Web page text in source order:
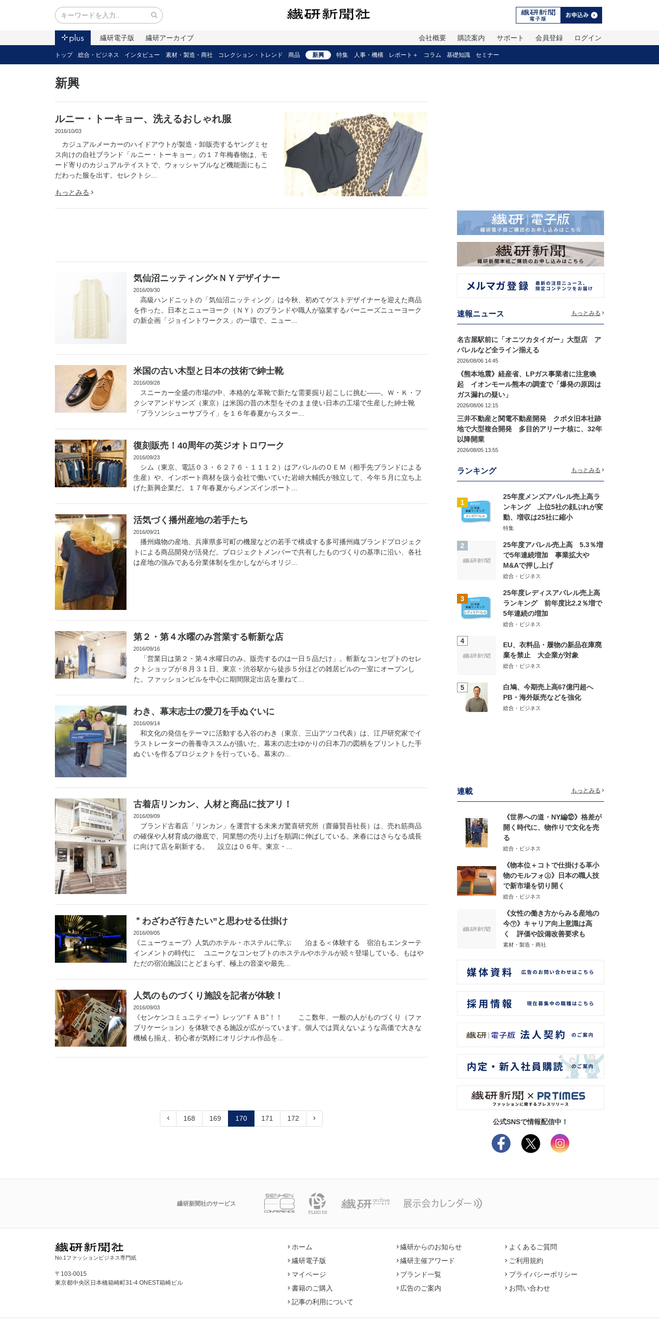
繊研電子版 繊研アーカイブ ログイン
会員登録
サポート
購読案内
会社概要
トップ 総合・ビジネス インタビュー 素材・製造・商社 コレクション・トレンド 商品 新興 特集 人事・機構 レポート＋ コラム 基礎知識 セミナー
新興
ルニー・トーキョー、洗えるおしゃれ服
2016/10/03
カジュアルメーカーのハイドアウトが製造・卸販売するヤングミセ
ス向けの自社ブランド「ルニー・トーキョー」の１７年梅春物は、モ
ード寄りのカジュアルテイストで、ウォッシャブルなど機能面にもこ
だわった服を出す。セレクトシ...
もっとみる
気仙沼ニッティング×ＮＹデザイナー
2016/09/30
高級ハンドニットの「気仙沼ニッティング」は今秋、初めてゲストデザイナーを迎えた商品
を作った。日本とニューヨーク（ＮＹ）のブランドや職人が協業するバーニーズニューヨーク
の新企画「ジョイントワークス」の一環で、ニュー...
米国の古い木型と日本の技術で紳士靴
2016/09/28
スニーカー全盛の市場の中、本格的な革靴で新たな需要掘り起こしに挑む――。Ｗ・Ｋ・フ
クシマアンドサンズ（東京）は米国の昔の木型をそのまま使い日本の工場で生産した紳士靴
「プラソンシューサプライ」を１６年春夏からスター...
復刻販売！40周年の英ジオトロワーク
2016/09/23
シム（東京、電話０３・６２７６・１１１２）はアパレルのＯＥＭ（相手先ブランドによる
生産）や、インポート商材を扱う会社で働いていた岩峅大輔氏が独立して、今年５月に立ち上
げた新興企業だ。１７年春夏からメンズインポート...
活気づく播州産地の若手たち
2016/09/21
播州織物の産地、兵庫県多可町の機屋などの若手で構成する多可播州織ブランドプロジェク
トによる商品開発が活発だ。プロジェクトメンバーで共有したものづくりの基準に沿い、各社
は産地の強みである分業体制を生かしながらオリジ...
第２・第４水曜のみ営業する斬新な店
2016/09/16
「営業日は第２・第４水曜日のみ。販売するのは一日５品だけ」。斬新なコンセプトのセレ
クトショップが８月３１日、東京・渋谷駅から徒歩５分ほどの雑居ビルの一室にオープンし
た。ファッションビルを中心に期間限定出店を重ねて...
わき、幕末志士の愛刀を手ぬぐいに
2016/09/14
和文化の発信をテーマに活動する入谷のわき（東京、三山アツコ代表）は、江戸研究家でイ
ラストレーターの善養寺ススムが描いた、幕末の志士ゆかりの日本刀の図柄をプリントした手
ぬぐいを作るプロジェクトを行っている。幕末の...
古着店リンカン、人材と商品に技アリ！
2016/09/09
ブランド古着店「リンカン」を運営する未来ガ驚喜研究所（齋藤賢吾社長）は、売れ筋商品
の確保や人材育成の徹底で、同業態の売り上げを順調に伸ばしている。来春にはさらなる成長
に向けて店を刷新する。 設立は０６年。東京・...
＂わざわざ行きたい”と思わせる仕掛け
2016/09/05
《ニューウェーブ》人気のホテル・ホステルに学ぶ 泊まる＜体験する 宿泊もエンターテ
インメントの時代に ユニークなコンセプトのホステルやホテルが続々登場している。もはや
ただの宿泊施設にとどまらず、極上の音楽や最先...
人気のものづくり施設を記者が体験！
2016/09/03
《センケンコミュニティー》レッツ“ＦＡＢ”！！ ここ数年、一般の人がものづくり（ファ
ブリケーション）を体験できる施設が広がっています。個人では買えないような高価で大きな
機械も揃え、初心者が気軽にオリジナル作品を...
168 169 170 171 172
速報ニュース もっとみる
名古屋駅前に「オニツカタイガー」大型店 ア
パレルなど全ライン揃える
2026/08/06 14:45
《熊本地震》経産省、LPガス事業者に注意喚
起 イオンモール熊本の調査で「爆発の原因は
ガス漏れの疑い」
2026/08/06 12:15
三井不動産と関電不動産開発 クボタ旧本社跡
地で大型複合開発 多目的アリーナ核に、32年
以降開業
2026/08/05 13:55
ランキング もっとみる
1
25年度メンズアパレル売上高ラ
ンキング 上位5社の顔ぶれが変
動、増収は25社に縮小
特集
2
25年度アパレル売上高 5.3％増
で5年連続増加 事業拡大や
M&Aで押し上げ
総合・ビジネス
3
25年度レディスアパレル売上高
ランキング 前年度比2.2％増で
5年連続の増加
総合・ビジネス
4
EU、衣料品・履物の新品在庫廃
棄を禁止 大企業が対象
総合・ビジネス
5
白鳩、今期売上高67億円超へ
PB・海外販売などを強化
総合・ビジネス
連載 もっとみる
《世界への道・NY編⑫》格差が
開く時代に、物作りで文化を売
る
総合・ビジネス
《物本位＋コトで仕掛ける革小
物のモルフォ㊤》日本の職人技
で新市場を切り開く
総合・ビジネス
《女性の働き方からみる産地の
今㊦》キャリア向上意識は高
く 評価や設備改善要求も
素材・製造・商社
公式SNSで情報配信中！
繊研新聞社のサービス
No.1ファッションビジネス専門紙
〒103-0015
東京都中央区日本橋箱崎町31-4 ONEST箱崎ビル
ホーム
繊研電子版
マイページ
書籍のご購入
記事の利用について
繊研からのお知らせ
繊研主催アワード
ブランド一覧
広告のご案内
よくあるご質問
ご利用規約
プライバシーポリシー
お問い合わせ